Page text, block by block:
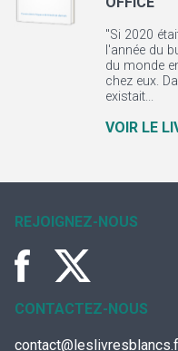
"Si 2020
l'année du
du monde
chez eux.
existait...
VOIR LE
REJOIGNEZ-NOUS
CONTACTEZ-NOUS